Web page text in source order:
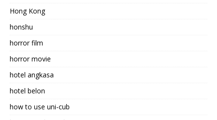
Hong Kong
honshu
horror film
horror movie
hotel angkasa
hotel belon
how to use uni-cub